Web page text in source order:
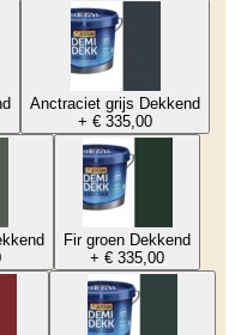
Anctraciet grijs Dekkend
+ € 335,00
Fir groen Dekkend
+ € 335,00